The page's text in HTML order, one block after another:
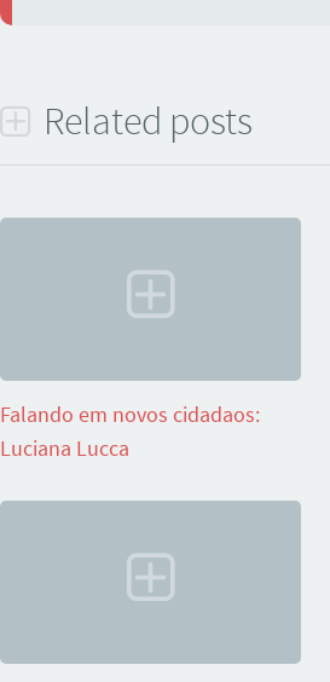
Related posts
Falando em novos cidadaos:
Luciana Lucca